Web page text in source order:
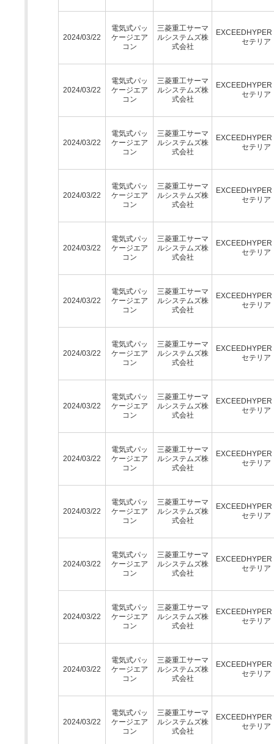
2024/03/22
電気式パッ
ケージエア
コン
三菱重工サーマ
ルシステムズ株
式会社
EXCEEDHYPER
セテリア
2024/03/22
電気式パッ
ケージエア
コン
三菱重工サーマ
ルシステムズ株
式会社
EXCEEDHYPER
セテリア
2024/03/22
電気式パッ
ケージエア
コン
三菱重工サーマ
ルシステムズ株
式会社
EXCEEDHYPER
セテリア
2024/03/22
電気式パッ
ケージエア
コン
三菱重工サーマ
ルシステムズ株
式会社
EXCEEDHYPER
セテリア
2024/03/22
電気式パッ
ケージエア
コン
三菱重工サーマ
ルシステムズ株
式会社
EXCEEDHYPER
セテリア
2024/03/22
電気式パッ
ケージエア
コン
三菱重工サーマ
ルシステムズ株
式会社
EXCEEDHYPER
セテリア
2024/03/22
電気式パッ
ケージエア
コン
三菱重工サーマ
ルシステムズ株
式会社
EXCEEDHYPER
セテリア
2024/03/22
電気式パッ
ケージエア
コン
三菱重工サーマ
ルシステムズ株
式会社
EXCEEDHYPER
セテリア
2024/03/22
電気式パッ
ケージエア
コン
三菱重工サーマ
ルシステムズ株
式会社
EXCEEDHYPER
セテリア
2024/03/22
電気式パッ
ケージエア
コン
三菱重工サーマ
ルシステムズ株
式会社
EXCEEDHYPER
セテリア
2024/03/22
電気式パッ
ケージエア
コン
三菱重工サーマ
ルシステムズ株
式会社
EXCEEDHYPER
セテリア
2024/03/22
電気式パッ
ケージエア
コン
三菱重工サーマ
ルシステムズ株
式会社
EXCEEDHYPER
セテリア
2024/03/22
電気式パッ
ケージエア
コン
三菱重工サーマ
ルシステムズ株
式会社
EXCEEDHYPER
セテリア
2024/03/22
電気式パッ
ケージエア
コン
三菱重工サーマ
ルシステムズ株
式会社
EXCEEDHYPER
セテリア